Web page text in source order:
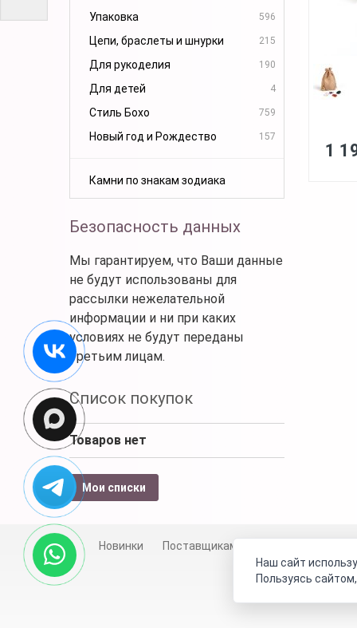
Упаковка 596
Цепи, браслеты и шнурки 215
Для рукоделия 190
Для детей 4
Стиль Бохо 759
Новый год и Рождество 157
Камни по знакам зодиака
Безопасность данных
Мы гарантируем, что Ваши данные
не будут использованы для
рассылки нежелательной
информации и ни при каких
условиях не будут переданы
третьим лицам.
Список покупок
Товаров нет
Мои списки
1
Новинки Поставщикам
Наш сайт
Пользуясь